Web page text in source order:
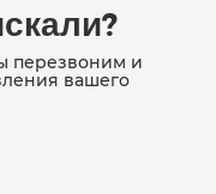
перезвоним и
вашего